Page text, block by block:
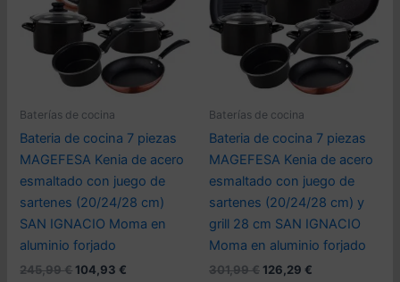
Baterías de cocina
Bateria de cocina 7 piezas
MAGEFESA Kenia de acero
esmaltado con juego de
sartenes (20/24/28 cm)
SAN IGNACIO Moma en
aluminio forjado
245,99€ El
104,93 €
Baterías de cocina
Bateria de cocina 7 piezas
MAGEFESA Kenia de acero
esmaltado con juego de
sartenes (20/24/28 cm) y
grill 28 cm SAN IGNACIO
Moma en aluminio forjado
301,99€ El
126,29 €